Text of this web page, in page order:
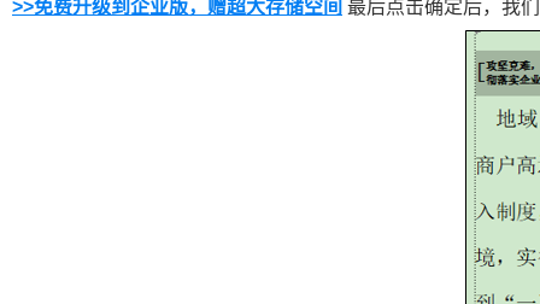
>>免费升级到企业版，赠超大存储空间 最后点击确定后，我